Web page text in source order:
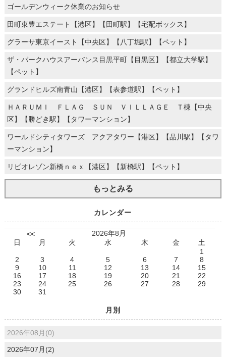
ゴールデンウィーク休業のお知らせ
田町東豊エステート【港区】【田町駅】【宅配ボックス】
グラーサ東京イースト【中央区】【八丁堀駅】【ペット】
ザ・パークハウスアーバンス目黒平町【目黒区】【都立大学駅】
【ペット】
グランドヒルズ南青山【港区】【表参道駅】【ペット】
ＨＡＲＵＭＩ ＦＬＡＧ ＳＵＮ ＶＩＬＬＡＧＥ Ｔ棟【中央
区】【勝どき駅】【タワーマンション】
ワールドシティタワーズ アクアタワー【港区】【品川駅】【タワ
ーマンション】
リビオレゾン新橋ｎｅｘ【港区】【新橋駅】【ペット】
もっとみる
カレンダー
<<
2026年8月
日
月 火 水 木 金
土
1
2
3 4 5 6 7
8
9
10 11 12 13 14
15
16
17 18 19 20 21
22
23
24 25 26 27 28
29
30
31
月別
2026年08月(0)
2026年07月(2)